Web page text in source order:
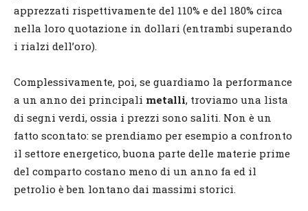
apprezzati rispettivamente del 110% e del 180% circa
nella loro quotazione in dollari (entrambi superando
i rialzi dell’oro).
Complessivamente, poi, se guardiamo la performance
a un anno dei principali metalli, troviamo una lista
di segni verdi, ossia i prezzi sono saliti. Non è un
fatto scontato: se prendiamo per esempio a confronto
il settore energetico, buona parte delle materie prime
del comparto costano meno di un anno fa ed il
petrolio è ben lontano dai massimi storici.